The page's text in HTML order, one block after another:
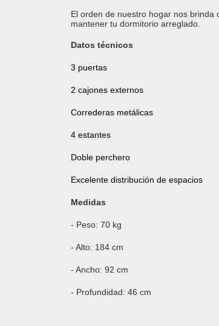
El orden de nuestro hogar nos brinda
mantener tu dormitorio arreglado.
Datos técnicos
3 puertas
2 cajones externos
Correderas metálicas
4 estantes
Doble perchero
Excelente distribución de espacios
Medidas
- Peso: 70 kg
- Alto: 184 cm
- Ancho: 92 cm
- Profundidad: 46 cm